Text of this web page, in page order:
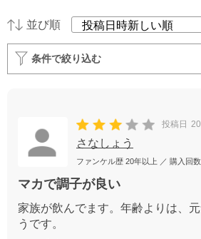
並び順
条件で絞り込む
投稿日
さなしょう
ファンケル歴 20年以上 ／ 購入回数
マカで調子が良い
家族が飲んでます。年齢よりは、
うです。